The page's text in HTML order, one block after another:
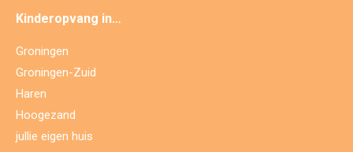
Kinderopvang in…
Groningen
Groningen-Zuid
Haren
Hoogezand
jullie eigen huis